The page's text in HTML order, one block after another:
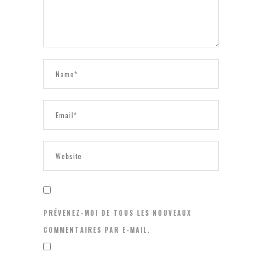
PRÉVENEZ-MOI DE TOUS LES NOUVEAUX
COMMENTAIRES PAR E-MAIL.